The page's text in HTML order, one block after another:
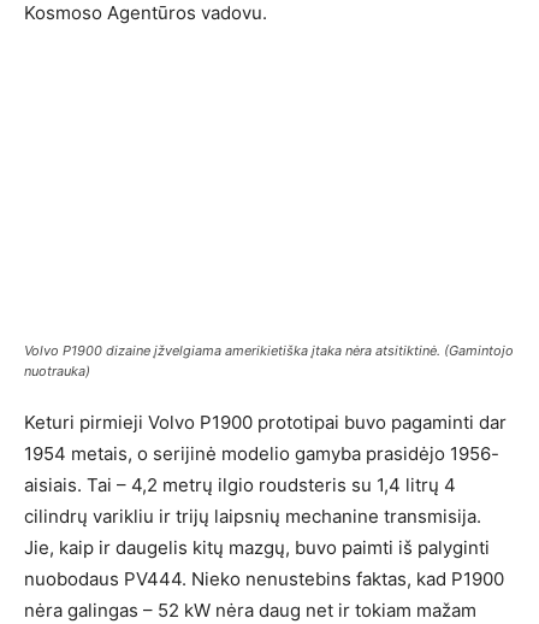
Kosmoso Agentūros vadovu.
Volvo P1900 dizaine įžvelgiama amerikietiška įtaka nėra atsitiktinė. (Gamintojo
nuotrauka)
Keturi pirmieji Volvo P1900 prototipai buvo pagaminti dar
1954 metais, o serijinė modelio gamyba prasidėjo 1956-
aisiais. Tai – 4,2 metrų ilgio roudsteris su 1,4 litrų 4
cilindrų varikliu ir trijų laipsnių mechanine transmisija.
Jie, kaip ir daugelis kitų mazgų, buvo paimti iš palyginti
nuobodaus PV444. Nieko nenustebins faktas, kad P1900
nėra galingas – 52 kW nėra daug net ir tokiam mažam